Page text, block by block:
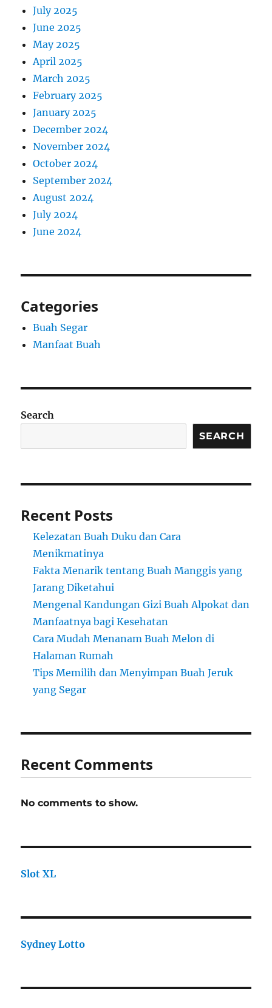
July 2025
June 2025
May 2025
April 2025
March 2025
February 2025
January 2025
December 2024
November 2024
October 2024
September 2024
August 2024
July 2024
June 2024
Categories
Buah Segar
Manfaat Buah
Search
SEARCH
Recent Posts
Kelezatan Buah Duku dan Cara
Menikmatinya
Fakta Menarik tentang Buah Manggis yang
Jarang Diketahui
Mengenal Kandungan Gizi Buah Alpokat dan
Manfaatnya bagi Kesehatan
Cara Mudah Menanam Buah Melon di
Halaman Rumah
Tips Memilih dan Menyimpan Buah Jeruk
yang Segar
Recent Comments
No comments to show.
Slot XL
Sydney Lotto